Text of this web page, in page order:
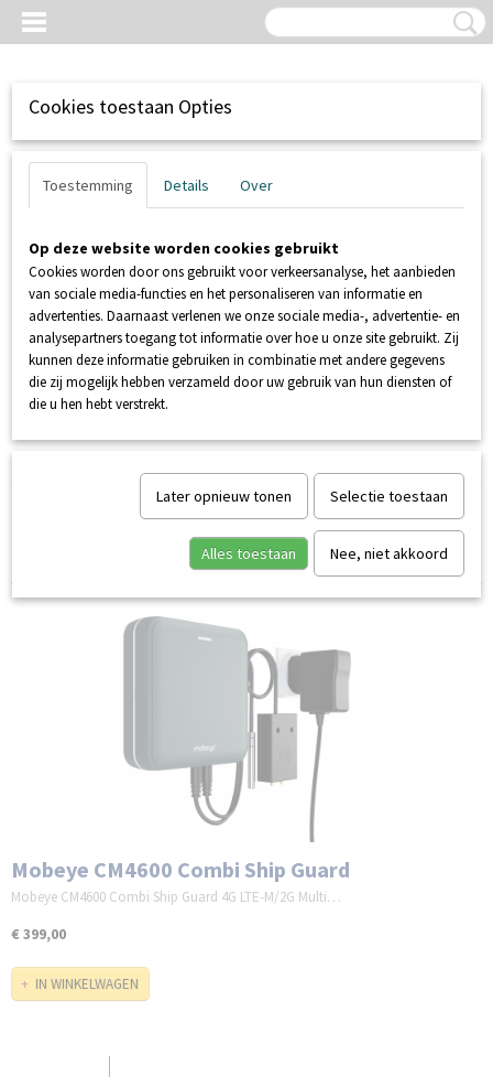
Inloggen Registreren
UW WINKELWAGEN
Sorteer op:
Mobeye CM4600 Combi Ship Guard
Mobeye CM4600 Combi Ship Guard 4G LTE-M/2G Multi…
€ 399,00
IN WINKELWAGEN
Cookies toestaan Opties
Toestemming Details Over
Op deze website worden cookies gebruikt
Cookies worden door ons gebruikt voor verkeersanalyse, het aanbieden
van sociale media-functies en het personaliseren van informatie en
advertenties. Daarnaast verlenen we onze sociale media-, advertentie- en
analysepartners toegang tot informatie over hoe u onze site gebruikt. Zij
kunnen deze informatie gebruiken in combinatie met andere gegevens
die zij mogelijk hebben verzameld door uw gebruik van hun diensten of
die u hen hebt verstrekt.
Later opnieuw tonen Selectie toestaan
Alles toestaan Nee, niet akkoord